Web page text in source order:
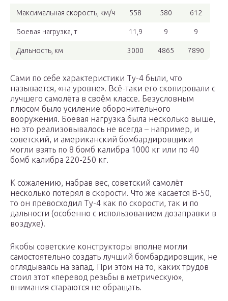
Максимальная скорость, км/ч 558 580 612
Боевая нагрузка, т 11,9 9 9
Дальность, км 3000 4865 7890
Сами по себе характеристики Ту-4 были, что
называется, «на уровне». Всё-таки его скопировали с
лучшего самолёта в своём классе. Безусловным
плюсом было усиление оборонительного
вооружения. Боевая нагрузка была несколько выше,
но это реализовывалось не всегда – например, и
советский, и американский бомбардировщики
могли взять по 8 бомб калибра 1000 кг или по 40
бомб калибра 220-250 кг.
К сожалению, набрав вес, советский самолёт
несколько потерял в скорости. Что же касается B-50,
то он превосходил Ту-4 как по скорости, так и по
дальности (особенно с использованием дозаправки в
воздухе).
Якобы советские конструкторы вполне могли
самостоятельно создать лучший бомбардировщик, не
оглядываясь на запад. При этом на то, каких трудов
стоил этот «перевод резьбы в метрическую»,
внимания стараются не обращать.